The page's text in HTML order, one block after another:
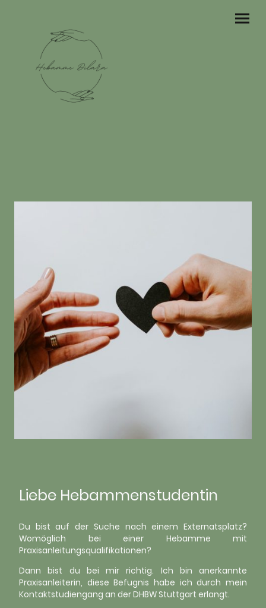
Liebe Hebammenstudentin
Du bist auf der Suche nach einem Externatsplatz?
Womöglich bei einer Hebamme mit
Praxisanleitungsqualifikationen?
Dann bist du bei mir richtig. Ich bin anerkannte
Praxisanleiterin, diese Befugnis habe ich durch mein
Kontaktstudiengang an der DHBW Stuttgart erlangt.